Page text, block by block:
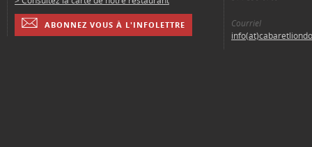
ABONNEZ VOUS À L'INFOLETTRE
Courriel